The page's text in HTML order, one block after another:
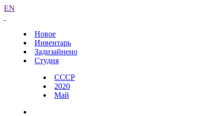
EN
Новое
Инвентарь
Задизайнено
Студия
СССР
2020
Май